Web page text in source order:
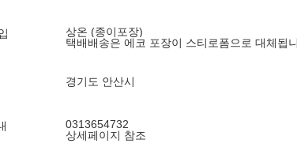
상온 (종이포장)
택배배송은 에코 포장이 스티로폼으로 대체됩
경기도 안산시
0313654732
상세페이지 참조